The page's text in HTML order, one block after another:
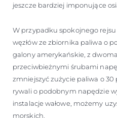
jeszcze bardziej imponujące
W przypadku spokojnego rejsu
węzłów ze zbiornika paliwa o
galony amerykańskie, z
przeciwbieżnymi śrubami
zmniejszyć zużycie paliwa o
rywali o podobnym napędzie
instalacje wałowe, możemy
morskich.